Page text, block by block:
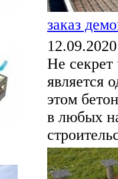
заказ
12.09.2020
Не секрет
является
этом
в любых